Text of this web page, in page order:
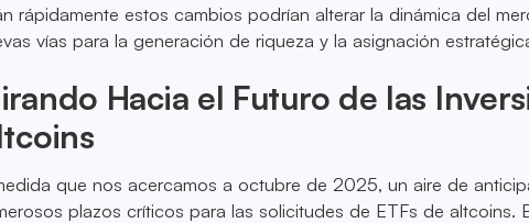
rápidamente estos cambios podrían alterar la dinámica del
vías para la generación de riqueza y la asignación
Hacia el Futuro de las
que nos acercamos a octubre de 2025, un aire de
plazos críticos para las solicitudes de ETFs de altcoins.